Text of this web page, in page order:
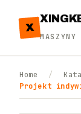
X
Home /
Projekt